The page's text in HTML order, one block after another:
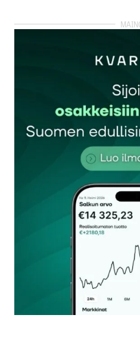
rekisteröityä
Sähköpostiosoitettasi ei
kentät on merkitty*
Kommentti*
Nimesi tai nimimerkkisi
Sähköpostiosoitteesi